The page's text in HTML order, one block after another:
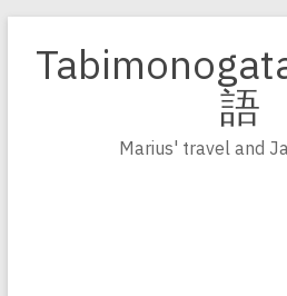
Inhalt
springen
語
Marius' travel and